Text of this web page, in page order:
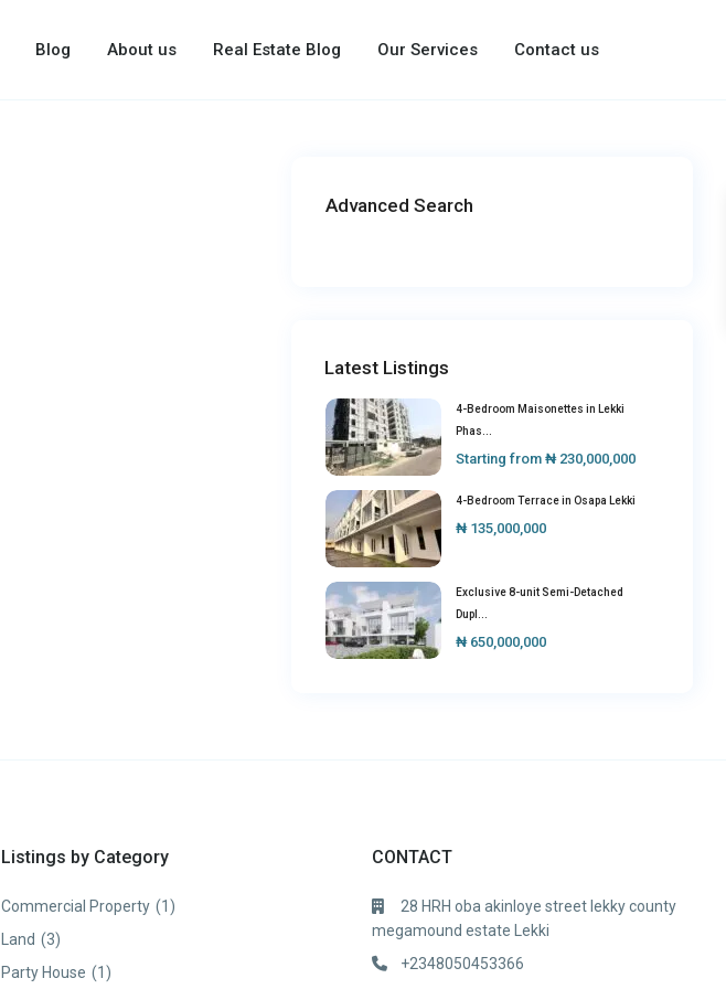
Blog About us Real Estate Blog Our Services Contact us
Advanced Search
Latest Listings
4-Bedroom Maisonettes in Lekki
Phas...
Starting from₦ 230,000,000
4-Bedroom Terrace in Osapa Lekki
₦ 135,000,000
Exclusive 8-unit Semi-Detached
Dupl...
₦ 650,000,000
Listings by Category
Commercial Property (1)
Land (3)
Party House (1)
CONTACT
28 HRH oba akinloye street lekky county
megamound estate Lekki
+2348050453366